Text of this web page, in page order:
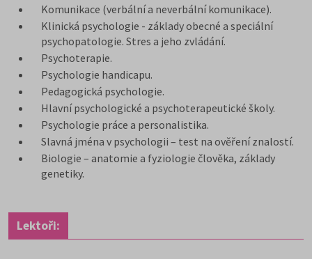
Komunikace (verbální a neverbální komunikace).
Klinická psychologie - základy obecné a speciální
psychopatologie. Stres a jeho zvládání.
Psychoterapie.
Psychologie handicapu.
Pedagogická psychologie.
Hlavní psychologické a psychoterapeutické školy.
Psychologie práce a personalistika.
Slavná jména v psychologii – test na ověření znalostí.
Biologie – anatomie a fyziologie člověka, základy
genetiky.
Lektoři: